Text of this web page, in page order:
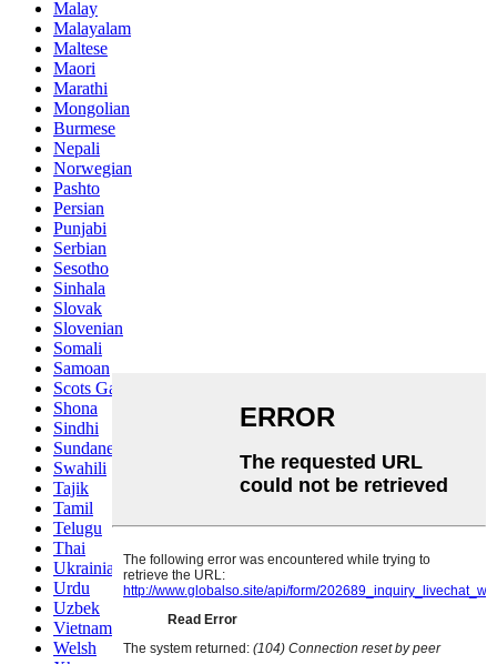
Malay
Malayalam
Maltese
Maori
Marathi
Mongolian
Burmese
Nepali
Norwegian
Pashto
Persian
Punjabi
Serbian
Sesotho
Sinhala
Slovak
Slovenian
Somali
Samoan
Scots Gaelic
Shona
Sindhi
Sundanese
Swahili
Tajik
Tamil
Telugu
Thai
Ukrainian
Urdu
Uzbek
Vietnamese
Welsh